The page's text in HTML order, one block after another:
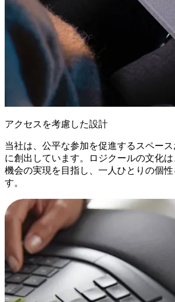
アクセスを考慮した設計
当社は、公平な参加を促進するスペー
に創出しています。ロジクールの文化
機会の実現を目指し、一人ひとりの個性
す。